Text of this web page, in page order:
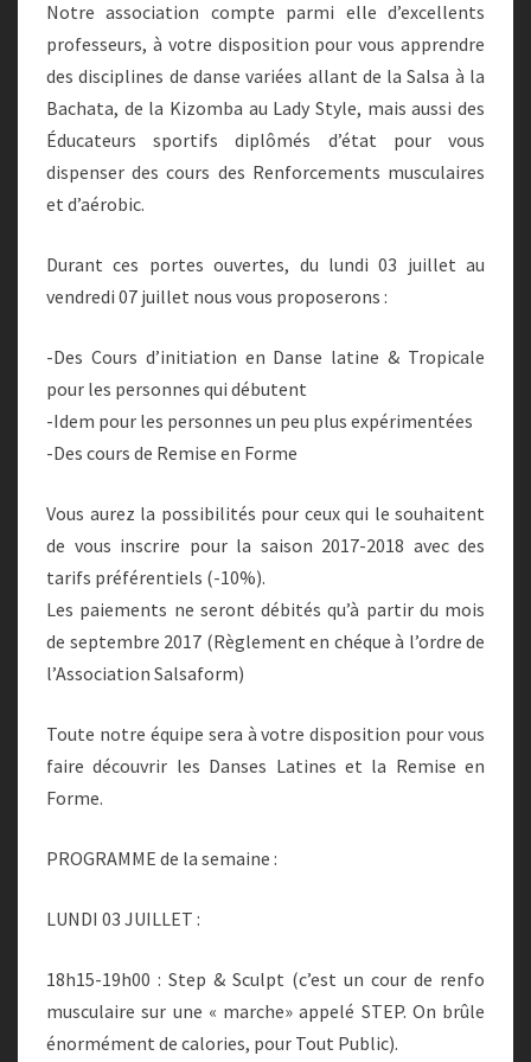
Notre association compte parmi elle d’excellents
professeurs, à votre disposition pour vous apprendre
des disciplines de danse variées allant de la Salsa à la
Bachata, de la Kizomba au Lady Style, mais aussi des
Éducateurs sportifs diplômés d’état pour vous
dispenser des cours des Renforcements musculaires
et d’aérobic.
Durant ces portes ouvertes, du lundi 03 juillet au
vendredi 07 juillet nous vous proposerons :
-Des Cours d’initiation en Danse latine & Tropicale
pour les personnes qui débutent
-Idem pour les personnes un peu plus expérimentées
-Des cours de Remise en Forme
Vous aurez la possibilités pour ceux qui le souhaitent
de vous inscrire pour la saison 2017-2018 avec des
tarifs préférentiels (-10%).
Les paiements ne seront débités qu’à partir du mois
de septembre 2017 (Règlement en chéque à l’ordre de
l’Association Salsaform)
Toute notre équipe sera à votre disposition pour vous
faire découvrir les Danses Latines et la Remise en
Forme.
PROGRAMME de la semaine :
LUNDI 03 JUILLET :
18h15-19h00 : Step & Sculpt (c’est un cour de renfo
musculaire sur une « marche» appelé STEP. On brûle
énormément de calories, pour Tout Public).